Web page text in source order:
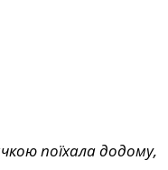
поїхала додому,